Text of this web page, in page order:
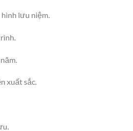
lưu niệm.
xuất sắc.